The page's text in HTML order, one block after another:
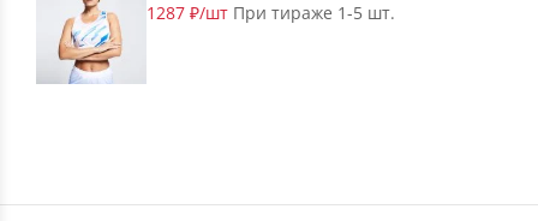
1287 ₽/шт При тираже 1-5 шт.